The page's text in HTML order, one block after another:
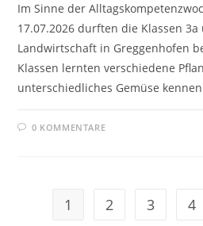
Im Sinne der
17.07.2026 durften die Klassen
Landwirtschaft in Greggenhofen
Klassen lernten verschiedene
unterschiedliches Gemüse
0 KOMMENTARE
1 2 3 4